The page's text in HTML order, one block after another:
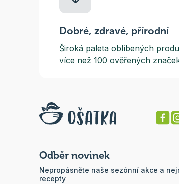
Dobré, zdravé, přírodní
Široká paleta oblíbených
více než 100 ověřených
Odběr novinek
Nepropásněte naše sezónní akce a
recepty